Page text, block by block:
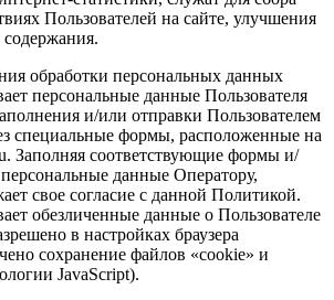
Пользователей на сайте, улучшения
содержания.
обработки персональных данных
персональные данные Пользователя
и/или отправки Пользователем
специальные формы, расположенные на
Заполняя соответствующие формы и/
данные Оператору,
свое согласие с данной Политикой.
обезличенные данные о Пользователе
в настройках браузера
сохранение файлов «cookie» и
JavaScript).